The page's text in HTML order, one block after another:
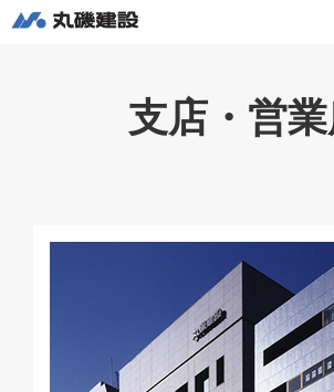
支店・営